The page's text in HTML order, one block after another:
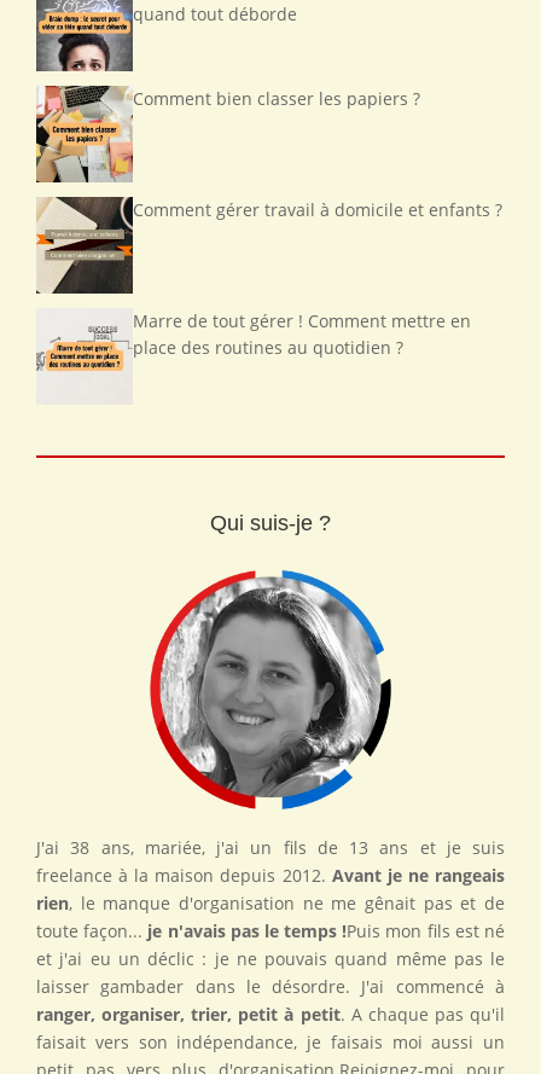
quand tout déborde
Comment bien classer les papiers ?
Comment gérer travail à domicile et enfants ?
Marre de tout gérer ! Comment mettre en
place des routines au quotidien ?
Qui suis-je ?
J'ai 38 ans, mariée, j'ai un fils de 13 ans et je suis
freelance à la maison depuis 2012. Avant je ne rangeais
rien, le manque d'organisation ne me gênait pas et de
toute façon... je n'avais pas le temps !Puis mon fils est né
et j'ai eu un déclic : je ne pouvais quand même pas le
laisser gambader dans le désordre. J'ai commencé à
ranger, organiser, trier, petit à petit. A chaque pas qu'il
faisait vers son indépendance, je faisais moi aussi un